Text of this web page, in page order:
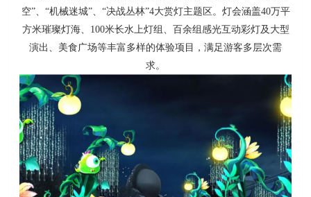
空”、“机械迷城”、“决战丛林”4大赏灯主题区。 灯会涵盖40万平
方米璀璨灯海、100米长水上灯组、百余组感光互动彩灯及大型
演出、美食广场等丰富多样的体验项目，满足游客多层次需
求。